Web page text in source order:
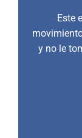
Este
y no le